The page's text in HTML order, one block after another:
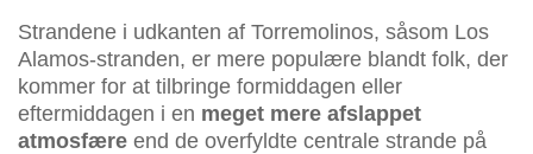
Strandene i udkanten af Torremolinos, såsom Los
Alamos-stranden, er mere populære blandt folk, der
kommer for at tilbringe formiddagen eller
eftermiddagen i en meget mere afslappet
atmosfære end de overfyldte centrale strande på